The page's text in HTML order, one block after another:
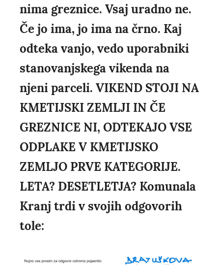
nima greznice. Vsaj uradno ne.
Če jo ima, jo ima na črno. Kaj
odteka vanjo, vedo uporabniki
stanovanjskega vikenda na
njeni parceli. VIKEND STOJI NA
KMETIJSKI ZEMLJI IN ČE
GREZNICE NI, ODTEKAJO VSE
ODPLAKE V KMETIJSKO
ZEMLJO PRVE KATEGORIJE.
LETA? DESETLETJA? Komunala
Kranj trdi v svojih odgovorih
tole: